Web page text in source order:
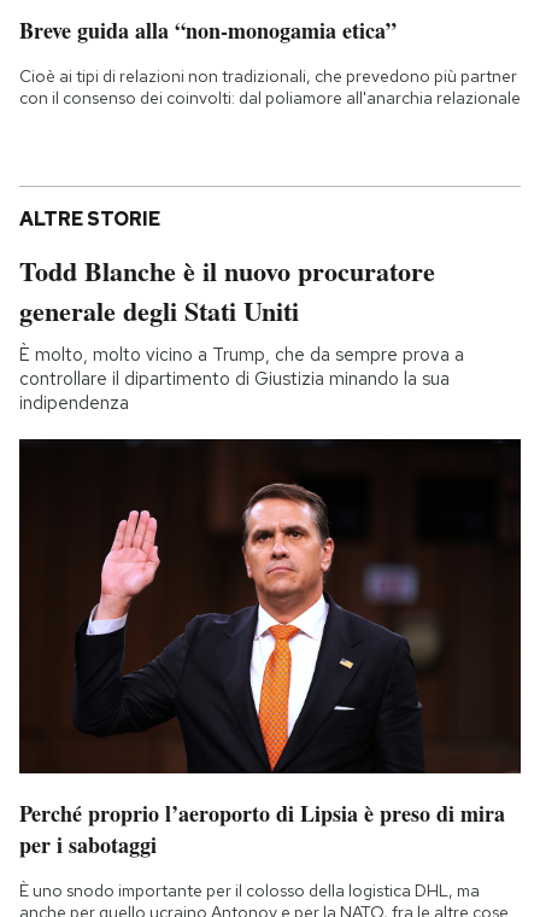
Breve guida alla “non-monogamia etica”
Cioè ai tipi di relazioni non tradizionali, che prevedono più partner
con il consenso dei coinvolti: dal poliamore all'anarchia relazionale
ALTRE STORIE
Todd Blanche è il nuovo procuratore
generale degli Stati Uniti
È molto, molto vicino a Trump, che da sempre prova a
controllare il dipartimento di Giustizia minando la sua
indipendenza
Perché proprio l’aeroporto di Lipsia è preso di mira
per i sabotaggi
È uno snodo importante per il colosso della logistica DHL, ma
anche per quello ucraino Antonov e per la NATO, fra le altre cose